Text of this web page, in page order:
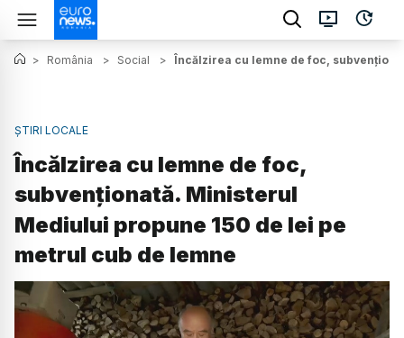
> România > Social > Încălzirea cu lemne de foc,
ȘTIRI LOCALE
Încălzirea cu lemne de foc,
subvenționată. Ministerul
Mediului propune 150 de lei pe
metrul cub de lemne